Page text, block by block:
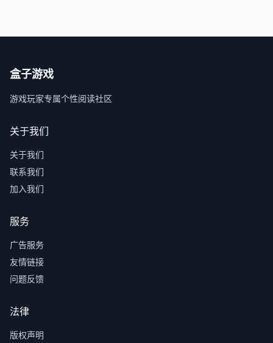
盒子游戏
游戏玩家专属个性阅读社区
关于我们
关于我们
联系我们
加入我们
服务
广告服务
友情链接
问题反馈
法律
版权声明